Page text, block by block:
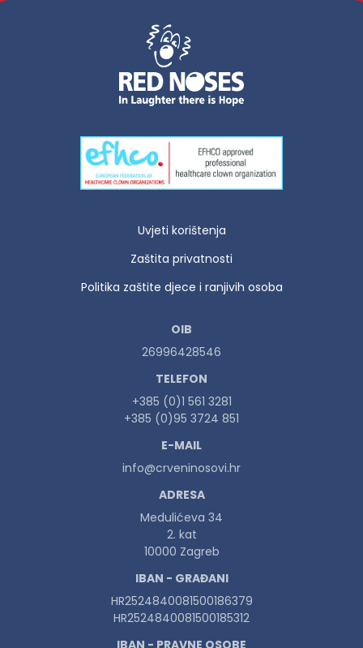
Uvjeti korištenja
Zaštita privatnosti
Politika zaštite djece i ranjivih osoba
OIB
26996428546
TELEFON
+385 (0)1 561 3281
+385 (0)95 3724 851
E-MAIL
info@crveninosovi.hr
ADRESA
Medulićeva 34
2. kat
10000 Zagreb
IBAN - GRAĐANI
HR2524840081500186379
HR2524840081500185312